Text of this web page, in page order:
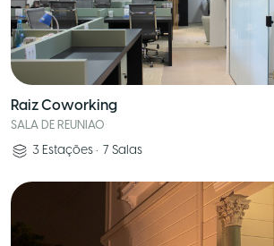
Raiz Coworking
SALA DE REUNIAO
3 Estações • 7 Salas